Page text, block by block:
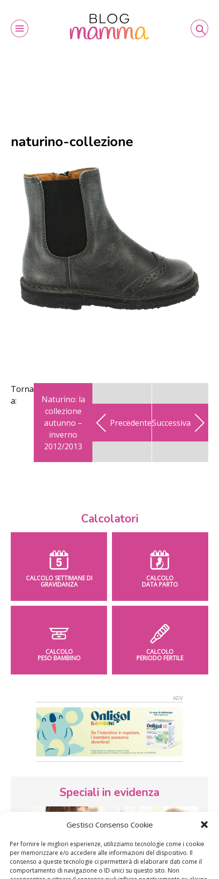
Gestisci Consenso Cookie
Per fornire le migliori esperienze, utilizziamo tecnologie come i cookie
per memorizzare e/o accedere alle informazioni del dispositivo. Il
consenso a queste tecnologie ci permetterà di elaborare dati come il
comportamento di navigazione o ID unici su questo sito. Non
naturino-collezione
Torna
a:
Naturino: la
collezione
autunno –
inverno
2012/2013
PrecedenteSuccessiva
Calcolatori
CALCOLO SETTIMANE DI
GRAVIDANZA
CALCOLO
DATA PARTO
CALCOLO
PESO BAMBINO
CALCOLO
PERIODO FERTILE
Speciali in evidenza
Vaccini SOS Pediatra